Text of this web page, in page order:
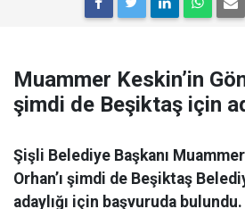
Muammer Keskin’in
şimdi de Beşiktaş için
Şişli Belediye Başkanı
Orhan’ı şimdi de Beşiktaş
adaylığı için başvuruda bulundu.